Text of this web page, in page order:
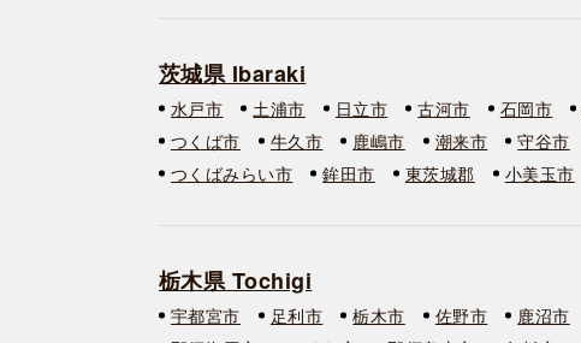
茨城県 Ibaraki
水戸市 土浦市 日立市 古河市 石岡市
つくば市
牛久市 鹿嶋市 潮来市 守谷市
つくばみらい市
鉾田市 東茨城郡 小美玉市
栃木県 Tochigi
宇都宮市 足利市 栃木市 佐野市 鹿沼市